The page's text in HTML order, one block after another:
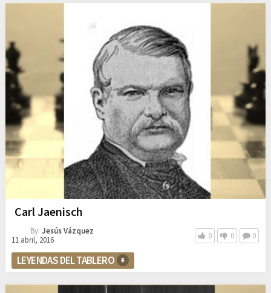
Carl Jaenisch
By: Jesús Vázquez
11 abril, 2016
0 0 0
LEYENDAS DEL TABLERO